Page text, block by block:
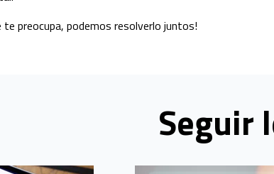
te preocupa, podemos resolverlo juntos!
Seguir